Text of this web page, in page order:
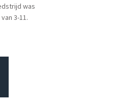
was
3-11.